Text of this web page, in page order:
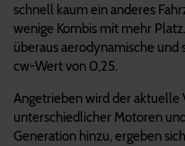
schnell kaum ein anderes
wenige Kombis mit mehr
überaus aerodynamische
cw-Wert von 0,25.
Angetrieben wird der aktuelle
unterschiedlicher Motoren
Generation hinzu, ergeben